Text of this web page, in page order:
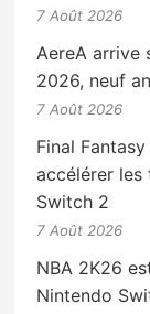
7 Août 2026
AereA arrive
2026, neuf
7 Août 2026
Final
accélérer les
Switch 2
7 Août 2026
NBA 2K26
Nintendo